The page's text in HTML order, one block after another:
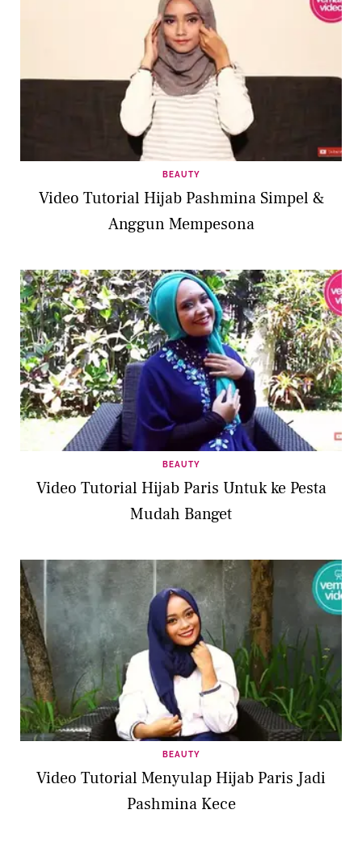
BEAUTY
Video Tutorial Hijab Pashmina Simpel &
Anggun Mempesona
BEAUTY
Video Tutorial Hijab Paris Untuk ke Pesta
Mudah Banget
BEAUTY
Video Tutorial Menyulap Hijab Paris Jadi
Pashmina Kece